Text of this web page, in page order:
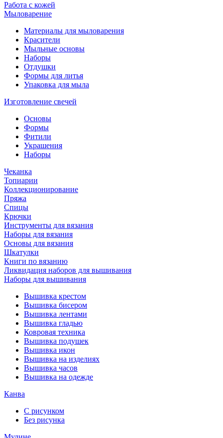
Работа с кожей
Мыловарение
Материалы для мыловарения
Красители
Мыльные основы
Наборы
Отдушки
Формы для литья
Упаковка для мыла
Изготовление свечей
Основы
Формы
Фитили
Украшения
Наборы
Чеканка
Топиарии
Коллекционирование
Пряжа
Спицы
Крючки
Инструменты для вязания
Наборы для вязания
Основы для вязания
Шкатулки
Книги по вязанию
Ликвидация наборов для вышивания
Наборы для вышивания
Вышивка крестом
Вышивка бисером
Вышивка лентами
Вышивка гладью
Ковровая техника
Вышивка подушек
Вышивка икон
Вышивка на изделиях
Вышивка часов
Вышивка на одежде
Канва
С рисунком
Без рисунка